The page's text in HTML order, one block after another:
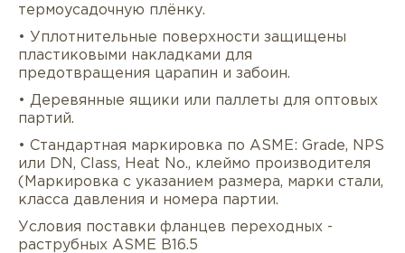
термоусадочную плёнку.
• Уплотнительные поверхности защищены
пластиковыми накладками для
предотвращения царапин и забоин.
• Деревянные ящики или паллеты для оптовых
партий.
• Стандартная маркировка по ASME: Grade, NPS
или DN, Class, Heat No., клеймо производителя
(Маркировка с указанием размера, марки стали,
класса давления и номера партии.
Условия поставки фланцев переходных -
раструбных ASME B16.5